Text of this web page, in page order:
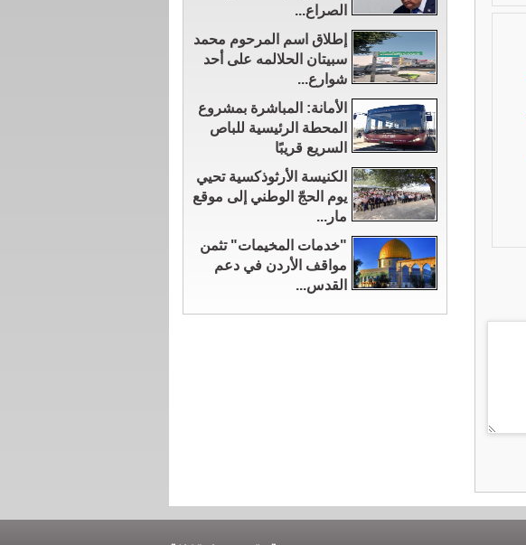
الصراع...
إطلاق اسم المرحوم محمد
سبيتان الحلالمه على أحد
شوارع...
الأمانة: المباشرة بمشروع
المحطة الرئيسية للباص
السريع قريبًا
الكنيسة الأرثوذكسية تحيي
يوم الحجّ الوطني إلى موقع
مار...
"خدمات المخيمات" تثمن
مواقف الأردن في دعم
القدس...